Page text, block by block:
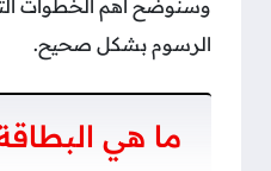
وسنوضح أهم الخطوات
الرسوم بشكل صحيح.
ما هي